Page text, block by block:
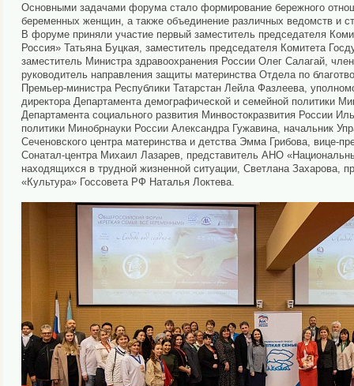
Основными задачами форума стало формирование бережного
беременных женщин, а также объединение различных ведомств и
В форуме приняли участие первый заместитель председателя
Россия» Татьяна Буцкая, заместитель председателя Комитета
заместитель Министра здравоохранения России Олег Салагай,
руководитель направления защиты материнства Отдела по
Премьер-министра Республики Татарстан Лейла Фазлеева,
директора Департамента демографической и семейной политики
Департамента социального развития Минвостокразвития России
политики Минобрнауки России Александра Гужавина, начальник
Сеченовского центра материнства и детства Эмма Грибова, вице-
Сонатал-центра Михаил Лазарев, представитель АНО
находящихся в трудной жизненной ситуации, Светлана Захарова,
«Культура» Госсовета РФ Наталья Локтева.